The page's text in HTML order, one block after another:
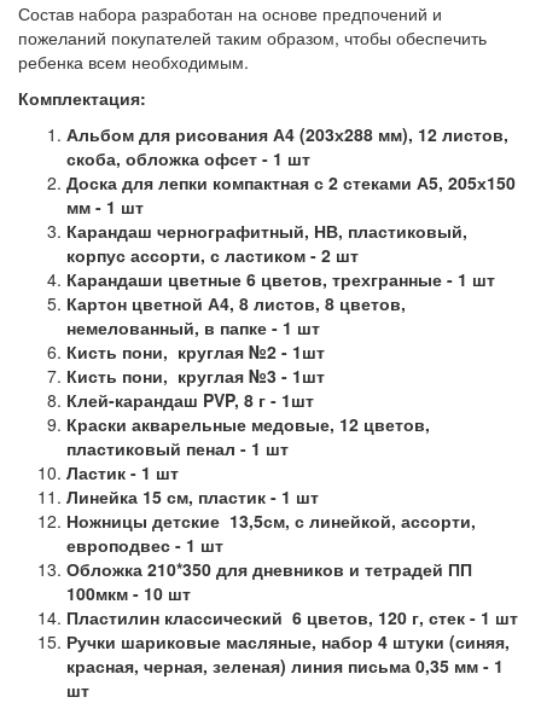
Состав набора разработан на основе предпочений и
пожеланий покупателей таким образом, чтобы обеспечить
ребенка всем необходимым.
Комплектация:
Альбом для рисования А4 (203х288 мм), 12 листов,
скоба, обложка офсет - 1 шт
Доска для лепки компактная с 2 стеками А5, 205х150
мм - 1 шт
Карандаш чернографитный, НВ, пластиковый,
корпус ассорти, с ластиком - 2 шт
Карандаши цветные 6 цветов, трехгранные - 1 шт
Картон цветной А4, 8 листов, 8 цветов,
немелованный, в папке - 1 шт
Кисть пони, круглая №2 - 1шт
Кисть пони, круглая №3 - 1шт
Клей-карандаш PVP, 8 г - 1шт
Краски акварельные медовые, 12 цветов,
пластиковый пенал - 1 шт
Ластик - 1 шт
Линейка 15 см, пластик - 1 шт
Ножницы детские 13,5см, с линейкой, ассорти,
европодвес - 1 шт
Обложка 210*350 для дневников и тетрадей ПП
100мкм - 10 шт
Пластилин классический 6 цветов, 120 г, стек - 1 шт
Ручки шариковые масляные, набор 4 штуки (синяя,
красная, черная, зеленая) линия письма 0,35 мм - 1
шт